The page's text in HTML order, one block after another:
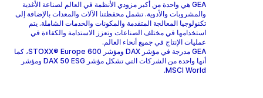
GEA هي واحدة من أكبر مزودي الأنظمة في العالم لصناعة الأغذية
والمشروبات والأدوية. تشمل محفظتنا الآلات والمعدات بالإضافة إلى
تكنولوجيا المعالجة المتقدمة والمكونات والخدمات الشاملة. يتم
استخدامها في مختلف الصناعات وتعزز الاستدامة والكفاءة في
عمليات الإنتاج في جميع أنحاء العالم.
GEA مدرجة في مؤشر DAX ومؤشر STOXX® Europe 600، كما
أنها واحدة من الشركات التي تشكل مؤشر DAX 50 ESG ومؤشر
MSCI World.